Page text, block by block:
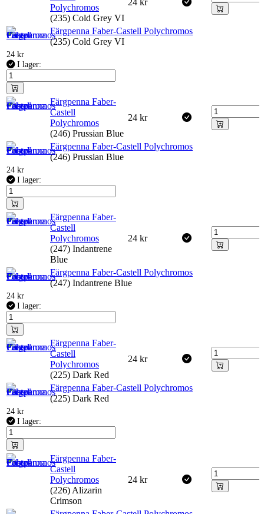
Polychromos
(235) Cold Grey VI
24 kr
Färgpenna Faber-Castell Polychromos
(235) Cold Grey VI
24 kr
I lager:
Färgpenna Faber-
Castell
Polychromos
(246) Prussian Blue
24 kr
Färgpenna Faber-Castell Polychromos
(246) Prussian Blue
24 kr
I lager:
Färgpenna Faber-
Castell
Polychromos
(247) Indantrene
Blue
24 kr
Färgpenna Faber-Castell Polychromos
(247) Indantrene Blue
24 kr
I lager:
Färgpenna Faber-
Castell
Polychromos
(225) Dark Red
24 kr
Färgpenna Faber-Castell Polychromos
(225) Dark Red
24 kr
I lager:
Färgpenna Faber-
Castell
Polychromos
(226) Alizarin
Crimson
24 kr